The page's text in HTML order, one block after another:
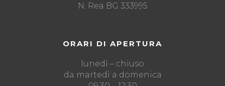
N. Rea BG 333995
ORARI DI APERTURA
lunedì – chiuso
da martedì a domenica